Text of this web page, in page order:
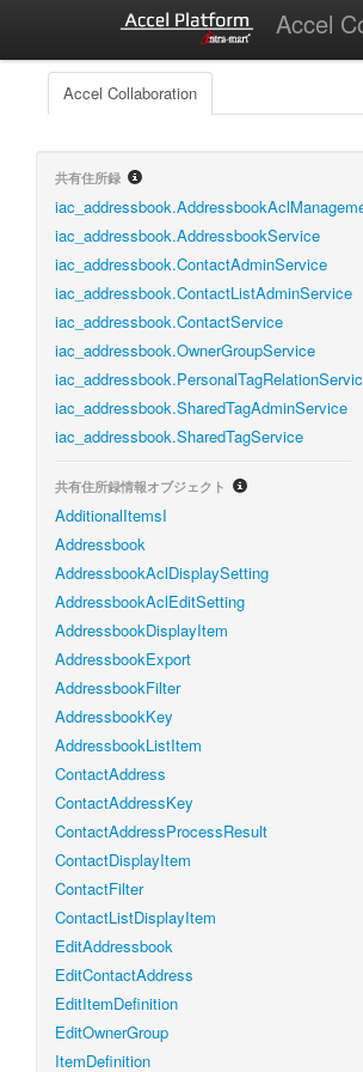
Accel
Accel Collaboration
共有住所録
iac_addressbook.AddressbookService
iac_addressbook.ContactAdminService
iac_addressbook.ContactListAdminService
iac_addressbook.ContactService
iac_addressbook.OwnerGroupService
iac_addressbook.SharedTagAdminService
iac_addressbook.SharedTagService
共有住所録情報オブジェクト
AdditionalItemsI
Addressbook
AddressbookAclDisplaySetting
AddressbookAclEditSetting
AddressbookDisplayItem
AddressbookExport
AddressbookFilter
AddressbookKey
AddressbookListItem
ContactAddress
ContactAddressKey
ContactAddressProcessResult
ContactDisplayItem
ContactFilter
ContactListDisplayItem
EditAddressbook
EditContactAddress
EditItemDefinition
EditOwnerGroup
ItemDefinition